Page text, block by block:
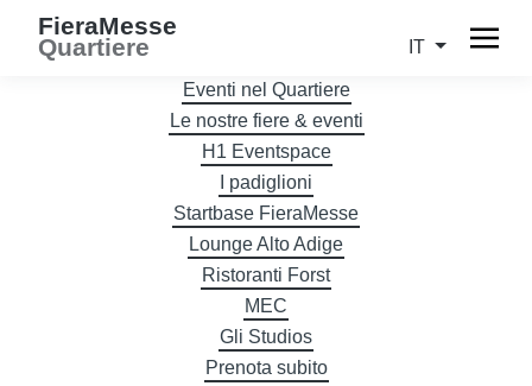
FieraMesse
Quartiere IT
Eventi nel Quartiere
Le nostre fiere & eventi
H1 Eventspace
I padiglioni
Startbase FieraMesse
Lounge Alto Adige
Ristoranti Forst
MEC
Gli Studios
Prenota subito